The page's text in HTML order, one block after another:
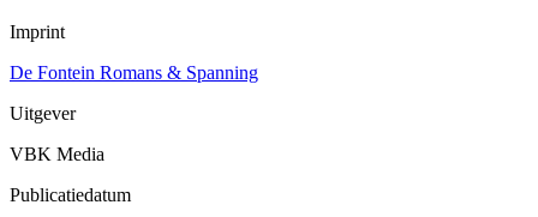
Imprint
De Fontein Romans & Spanning
Uitgever
VBK Media
Publicatiedatum